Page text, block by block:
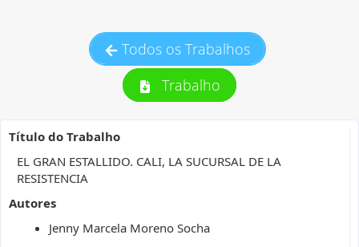
Todos os Trabalhos
Trabalho
Título do Trabalho
EL GRAN ESTALLIDO. CALI, LA SUCURSAL DE LA
RESISTENCIA
Autores
Jenny Marcela Moreno Socha